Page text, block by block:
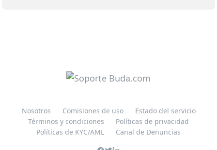
Nosotros Comisiones de uso
Estado del servicio
Términos y condiciones
Políticas de privacidad
Políticas de KYC/AML
Canal de Denuncias